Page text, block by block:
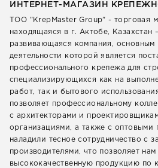
ИНТЕРНЕТ-МАГАЗИН
ТОО "KrepMaster Group" - торговая
находящаяся в г. Актобе, Казахстан
развивающаяся компания, основным
деятельности которой является
профессионального крепежа для
специализирующихся как на
работ, так и бытового
позволяет профессиональному
с архитекторами и
организациями, а также с оптовыми
наладили тесное сотрудничество с
производителями, что позволяет нам
высококачественную продукцию по